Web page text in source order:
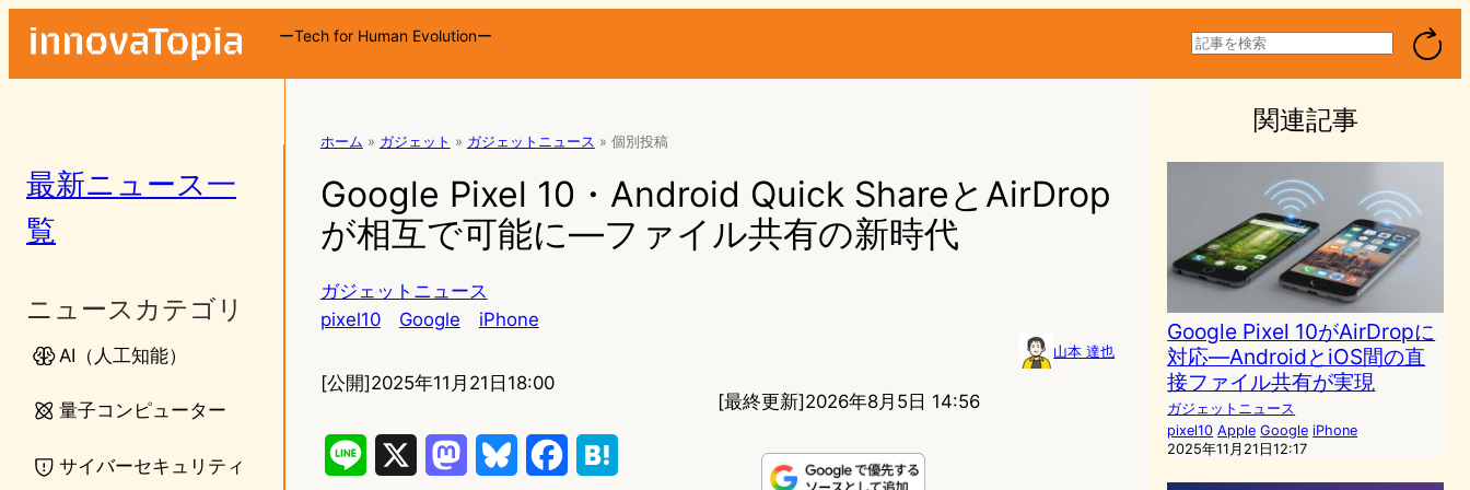
ーTech for Human Evolutionー
検
索
最新ニュース一
覧
ニュースカテゴリ
AI（人工知能）
量子コンピューター
サイバーセキュリティ
ホーム » ガジェット » ガジェットニュース » 個別投稿
Google Pixel 10・Android Quick ShareとAirDrop
が相互で可能に―ファイル共有の新時代
ガジェットニュース
pixel10
Google iPhone
山本 達也
[公開]2025年11月21日18:00
[最終更新]2026年8月5日 14:56
関連記事
Google Pixel 10がAirDropに
対応―AndroidとiOS間の直
接ファイル共有が実現
ガジェットニュース
pixel10 Apple Google iPhone
2025年11月21日12:17